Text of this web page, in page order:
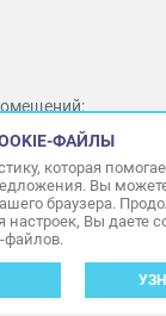
2010–2026.
ФАЙЛЫ
которая
Вы
браузера.
Вы даете
файлов.